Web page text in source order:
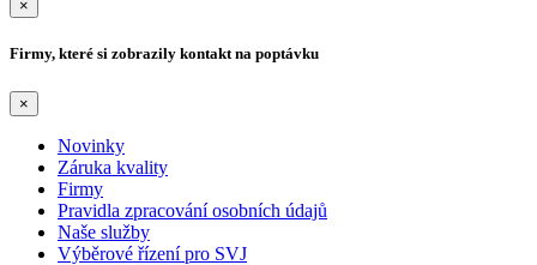
×
Firmy, které si zobrazily kontakt na poptávku
×
Novinky
Záruka kvality
Firmy
Pravidla zpracování osobních údajů
Naše služby
Výběrové řízení pro SVJ